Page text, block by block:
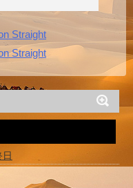
Straight
Straight